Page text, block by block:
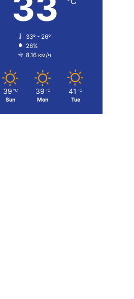
33º - 26º
26%
8.16 км/ч
39 ℃
Sun
39 ℃
Mon
41 ℃
Tue